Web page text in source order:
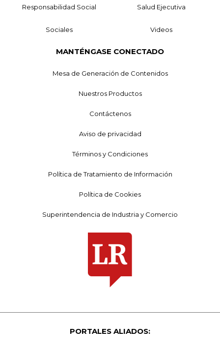
Responsabilidad Social Salud Ejecutiva
Sociales Videos
MANTÉNGASE CONECTADO
Mesa de Generación de Contenidos
Nuestros Productos
Contáctenos
Aviso de privacidad
Términos y Condiciones
Política de Tratamiento de Información
Política de Cookies
Superintendencia de Industria y Comercio
PORTALES ALIADOS: